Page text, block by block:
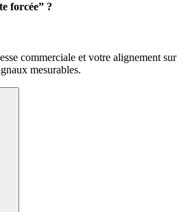
forcée” ?
commerciale et votre alignement sur
mesurables.